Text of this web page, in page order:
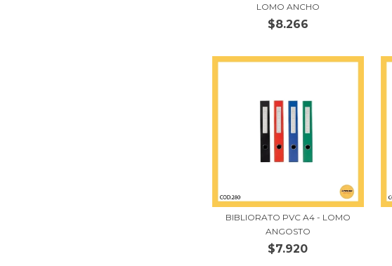
LOMO ANCHO
$8.266
BIBLIORATO PVC A4 - LOMO
ANGOSTO
$7.920